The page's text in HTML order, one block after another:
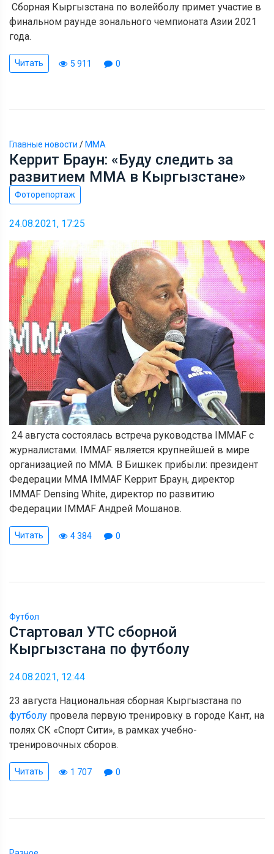
Сборная Кыргызстана по волейболу примет участие в
финальном раунде зонального чемпионата Азии 2021
года.
Читать 5 911 0
Главные новости / ММА
Керрит Браун: «Буду следить за
развитием ММА в Кыргызстане»
Фоторепортаж
24.08.2021, 17:25
24 августа состоялась встреча руководства IMMAF с
журналистами. IMMAF является крупнейшей в мире
организацией по ММА. В Бишкек прибыли: президент
Федерации ММА IMMAF Керрит Браун, директор
IMMAF Densing White, директор по развитию
Федерации IMMAF Андрей Мошанов.
Читать 4 384 0
Футбол
Стартовал УТС сборной
Кыргызстана по футболу
24.08.2021, 12:44
23 августа Национальная сборная Кыргызстана по
футболу провела первую тренировку в городе Кант, на
полях СК «Спорт Сити», в рамках учебно-
тренировочных сборов.
Читать 1 707 0